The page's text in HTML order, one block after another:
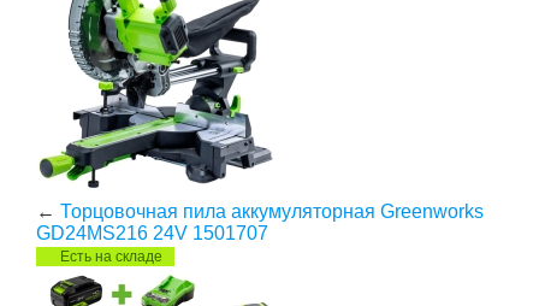
← Торцовочная пила аккумуляторная Greenworks
GD24MS216 24V 1501707
Есть на складе